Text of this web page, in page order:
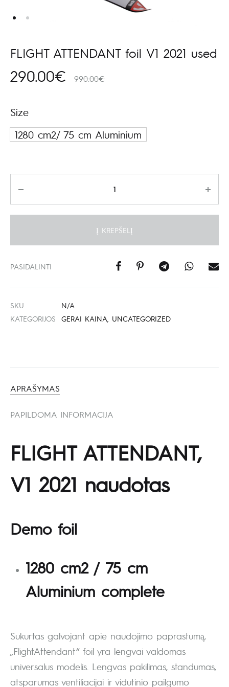
FLIGHT ATTENDANT foil V1 2021 used
290.00€ 990.00€
Size
1280 cm2/ 75 cm Aluminium
Į KREPŠELĮ
PASIDALINTI
SKU
N/A
KATEGORIJOS
GERAI KAINA UNCATEGORIZED
APRAŠYMAS
PAPILDOMA INFORMACIJA
FLIGHT ATTENDANT,
V1 2021 naudotas
Demo foil
1280 cm2 / 75 cm
Aluminium complete
Sukurtas galvojant apie naudojimo paprastumą,
„FlightAttendant“ foil yra lengvai valdomas
universalus modelis. Lengvas pakilimas, standumas,
atsparumas ventiliacijai ir vidutinio pailgumo